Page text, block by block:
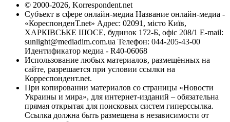
© 2000-2026, Korrespondent.net
Субъект в сфере онлайн-медиа Название онлайн-медиа -
«КореспонденТ.net» Адрес: 02091, місто Київ,
ХАРКІВСЬКЕ ШОСЕ, будинок 172-Б, офіс 208/1 E-mail:
sunlight@mediadim.com.ua Телефон: 044-205-43-00
Идентификатор медиа - R40-06068
Использование любых материалов, размещённых на
сайте, разрешается при условии ссылки на
Корреспондент.net.
При копировании материалов со страницы «Новости
Украины и мира», для интернет-изданий – обязательна
прямая открытая для поисковых систем гиперссылка.
Ссылка должна быть размещена в независимости от